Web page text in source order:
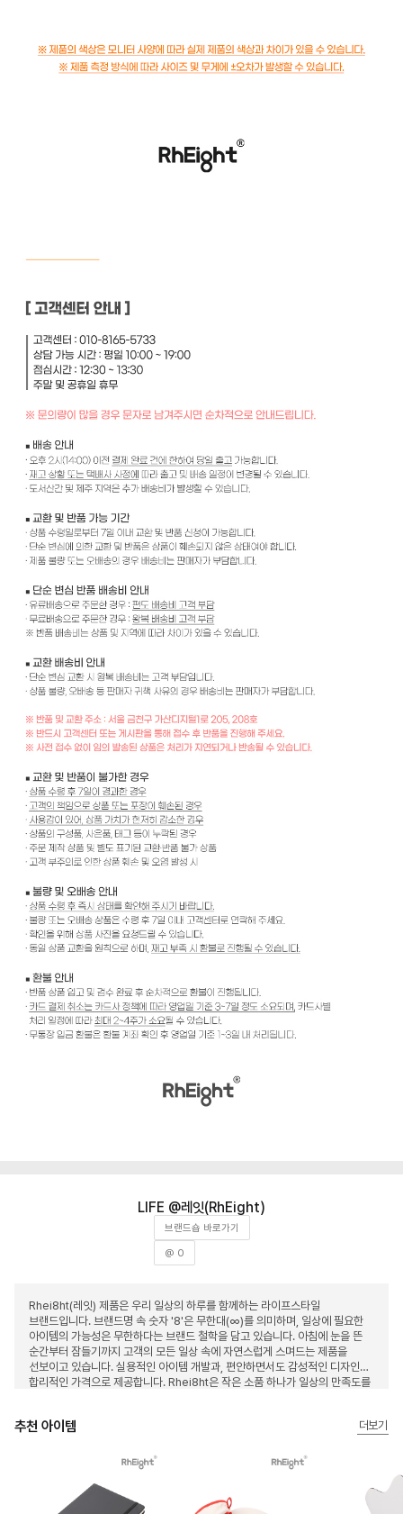
레잇(RhEight)
브랜드숍 바로가기
@ 0
Rhei8ht(레잇) 제품은 우리 일상의 하루를 함께하는 라이프스타일
브랜드입니다. 브랜드명 속 숫자 '8'은 무한대(∞)를 의미하며, 일상에 필요한
아이템의 가능성은 무한하다는 브랜드 철학을 담고 있습니다. 아침에 눈을 뜬
순간부터 잠들기까지 고객의 모든 일상 속에 자연스럽게 스며드는 제품을
선보이고 있습니다. 실용적인 아이템 개발과, 편안하면서도 감성적인 디자인을
합리적인 가격으로 제공합니다. Rhei8ht은 작은 소품 하나가 일상의 만족도를
추천 아이템 더보기